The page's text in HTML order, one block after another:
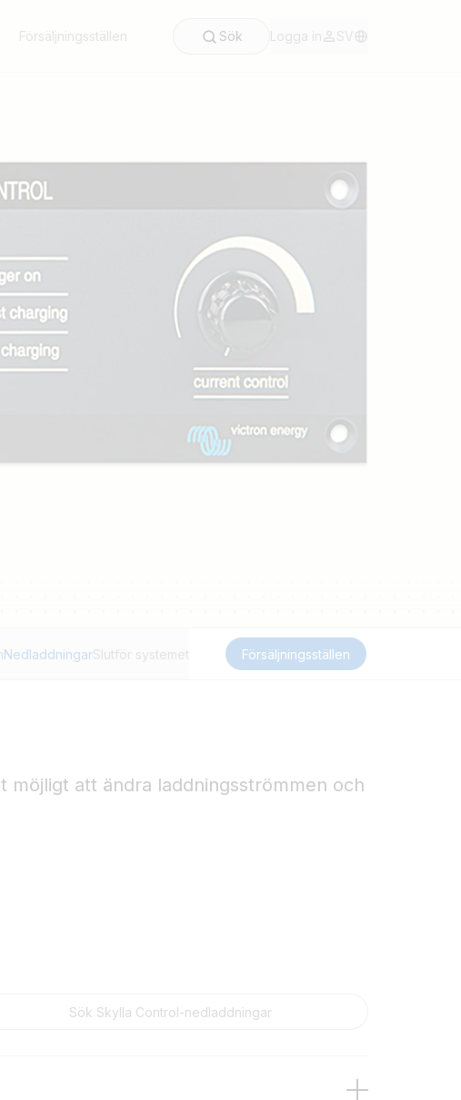
Försäljningsställen Sök Logga in SV
NedladdningarSlutför systemet Försäljningsställen
möjligt att ändra laddningsströmmen och